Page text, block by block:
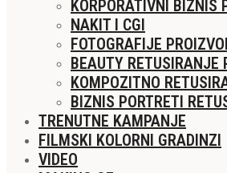
KORPORATIVNI BIZNIS
NAKIT I CGI
FOTOGRAFIJE
BEAUTY RETUSIRANJE
KOMPOZITNO
BIZNIS PORTRETI
TRENUTNE KAMPANJE
FILMSKI KOLORNI GRADINZI
VIDEO